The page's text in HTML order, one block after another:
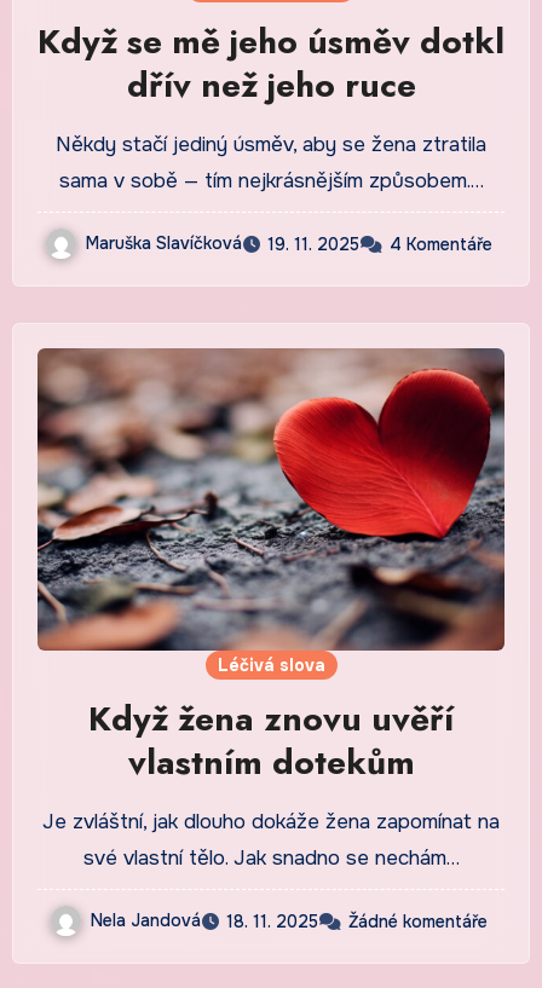
Když se mě jeho úsměv dotkl
dřív než jeho ruce
Někdy stačí jediný úsměv, aby se žena ztratila
sama v sobě — tím nejkrásnějším způsobem.…
Maruška Slavíčková 19. 11. 2025 4 Komentáře
Léčivá slova
Když žena znovu uvěří
vlastním dotekům
Je zvláštní, jak dlouho dokáže žena zapomínat na
své vlastní tělo. Jak snadno se nechám…
Nela Jandová 18. 11. 2025 Žádné komentáře